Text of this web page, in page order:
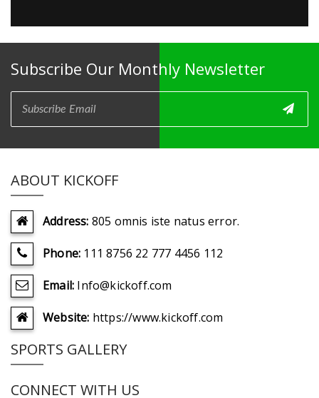
Subscribe Our Monthly Newsletter
ABOUT KICKOFF
Address: 805 omnis iste natus error.
Phone: 111 8756 22 777 4456 112
Email: Info@kickoff.com
Website: https://www.kickoff.com
SPORTS GALLERY
CONNECT WITH US